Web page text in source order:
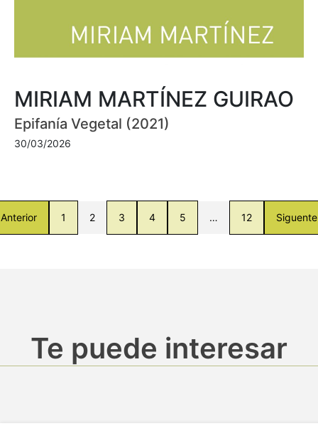
MIRIAM MARTÍNEZ GUIRAO
Epifanía Vegetal (2021)
30/03/2026
Anterior 1 2 3 4 5 … 12 Siguente
Te puede interesar